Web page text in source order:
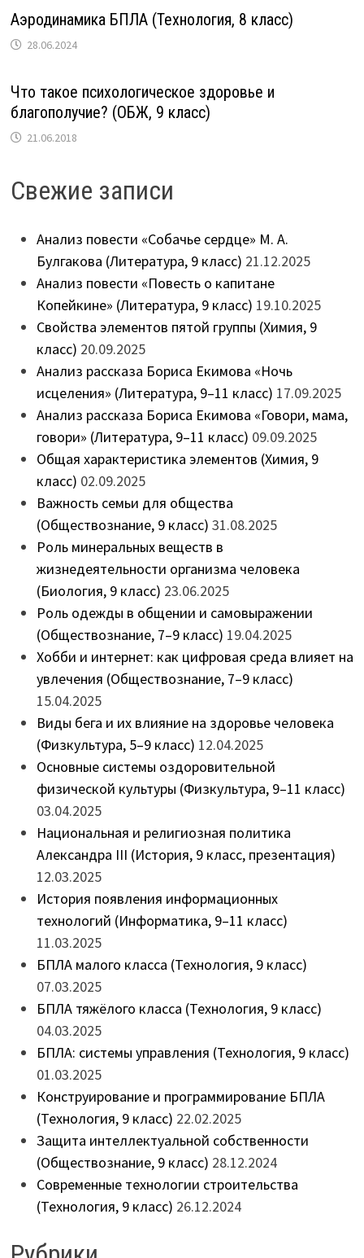
Аэродинамика БПЛА (Технология, 8 класс)
28.06.2024
Что такое психологическое здоровье и
благополучие? (ОБЖ, 9 класс)
21.06.2018
Свежие записи
Анализ повести «Собачье сердце» М. А.
Булгакова (Литература, 9 класс) 21.12.2025
Анализ повести «Повесть о капитане
Копейкине» (Литература, 9 класс) 19.10.2025
Свойства элементов пятой группы (Химия, 9
класс) 20.09.2025
Анализ рассказа Бориса Екимова «Ночь
исцеления» (Литература, 9–11 класс) 17.09.2025
Анализ рассказа Бориса Екимова «Говори, мама,
говори» (Литература, 9–11 класс) 09.09.2025
Общая характеристика элементов (Химия, 9
класс) 02.09.2025
Важность семьи для общества
(Обществознание, 9 класс) 31.08.2025
Роль минеральных веществ в
жизнедеятельности организма человека
(Биология, 9 класс) 23.06.2025
Роль одежды в общении и самовыражении
(Обществознание, 7–9 класс) 19.04.2025
Хобби и интернет: как цифровая среда влияет на
увлечения (Обществознание, 7–9 класс)
15.04.2025
Виды бега и их влияние на здоровье человека
(Физкультура, 5–9 класс) 12.04.2025
Основные системы оздоровительной
физической культуры (Физкультура, 9–11 класс)
03.04.2025
Национальная и религиозная политика
Александра III (История, 9 класс, презентация)
12.03.2025
История появления информационных
технологий (Информатика, 9–11 класс)
11.03.2025
БПЛА малого класса (Технология, 9 класс)
07.03.2025
БПЛА тяжёлого класса (Технология, 9 класс)
04.03.2025
БПЛА: системы управления (Технология, 9 класс)
01.03.2025
Конструирование и программирование БПЛА
(Технология, 9 класс) 22.02.2025
Защита интеллектуальной собственности
(Обществознание, 9 класс) 28.12.2024
Современные технологии строительства
(Технология, 9 класс) 26.12.2024